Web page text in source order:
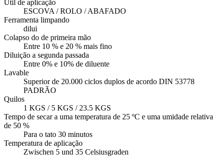
Útil de aplicação
ESCOVA / ROLO / ABAFADO
Ferramenta limpando
dilui
Colapso do de primeira mão
Entre 10 % e 20 % mais fino
Diluição a segunda passada
Entre 0% e 10% de diluente
Lavable
Superior de 20.000 ciclos duplos de acordo DIN 53778
PADRÃO
Quilos
1 KGS / 5 KGS / 23.5 KGS
Tempo de secar a uma temperatura de 25 ºC e uma umidade relativa
de 50 %
Para o tato 30 minutos
Temperatura de aplicação
Zwischen 5 und 35 Celsiusgraden